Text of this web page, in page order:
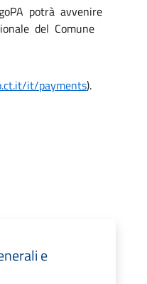
potrà avvenire
del Comune
it/payments).
e